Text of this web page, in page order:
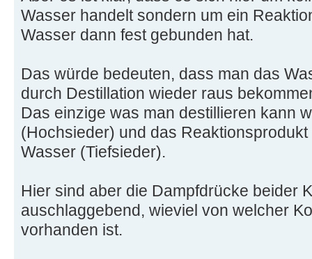
Wasser handelt sondern um ein
Wasser dann fest gebunden hat.
Das würde bedeuten, dass man das
durch Destillation wieder raus
Das einzige was man destillieren kann
(Hochsieder) und das
Wasser (Tiefsieder).
Hier sind aber die Dampfdrücke beider
auschlaggebend, wieviel von welcher
vorhanden ist.